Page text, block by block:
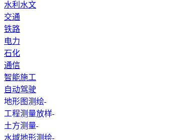
水利水文
交通
铁路
电力
石化
通信
智能施工
自动驾驶
地形图测绘
工程测量放样
土方测量
水域地形测绘